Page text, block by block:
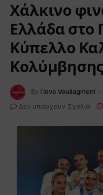
Χάλκινο
Ελλάδα στο
Κύπελλο
Κολύμβησης
By I love Vouliagmeni
Δεν υπάρχουν Σχόλια